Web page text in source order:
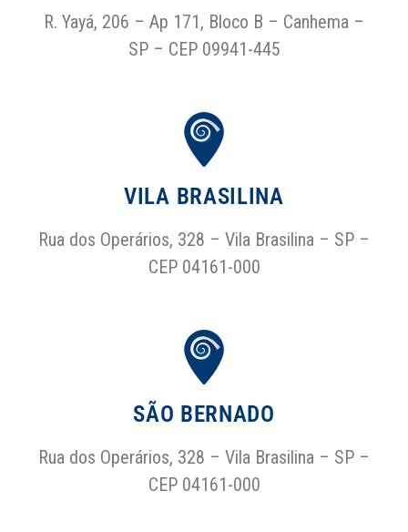
R. Yayá, 206 – Ap 171, Bloco B – Canhema –
SP – CEP 09941-445
VILA BRASILINA
Rua dos Operários, 328 – Vila Brasilina – SP –
CEP 04161-000
SÃO BERNADO
Rua dos Operários, 328 – Vila Brasilina – SP –
CEP 04161-000